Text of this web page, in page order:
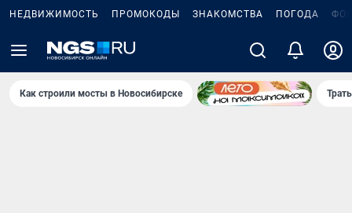
НЕДВИЖИМОСТЬ ПРОМОКОДЫ ЗНАКОМСТВА ПОГОДА
Как строили мосты в Новосибирске